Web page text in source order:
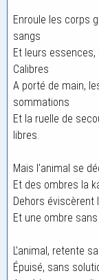
Enroule les corps
sangs
Et leurs
Calibres
A porté de main,
sommations
Et la ruelle de
libres.
Mais l’animal se
Et des ombres la
Dehors éviscèrent
Et une ombre
L’animal, retente
Épuisé, sans